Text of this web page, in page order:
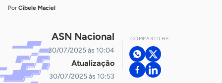
Por Cibele Maciel
ASN Nacional
30/07/2025 às 10:04
Atualização
30/07/2025 às 10:53
COMPARTILHE